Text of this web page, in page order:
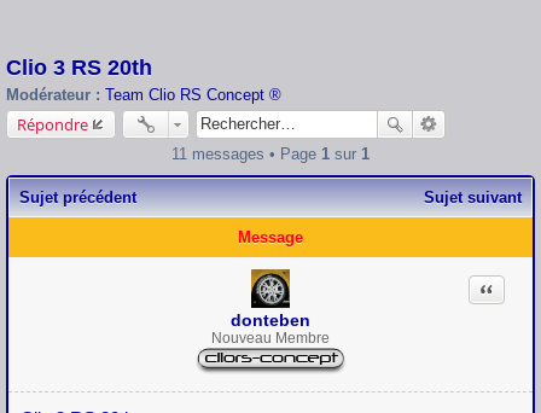
Clio 3 RS 20th
Modérateur : Team Clio RS Concept ®
Répondre
11 messages • Page 1 sur 1
Sujet précédent Sujet suivant
Message
donteben
Nouveau Membre
Citation